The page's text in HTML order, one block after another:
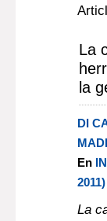
La
la
DI
En
2011)
La